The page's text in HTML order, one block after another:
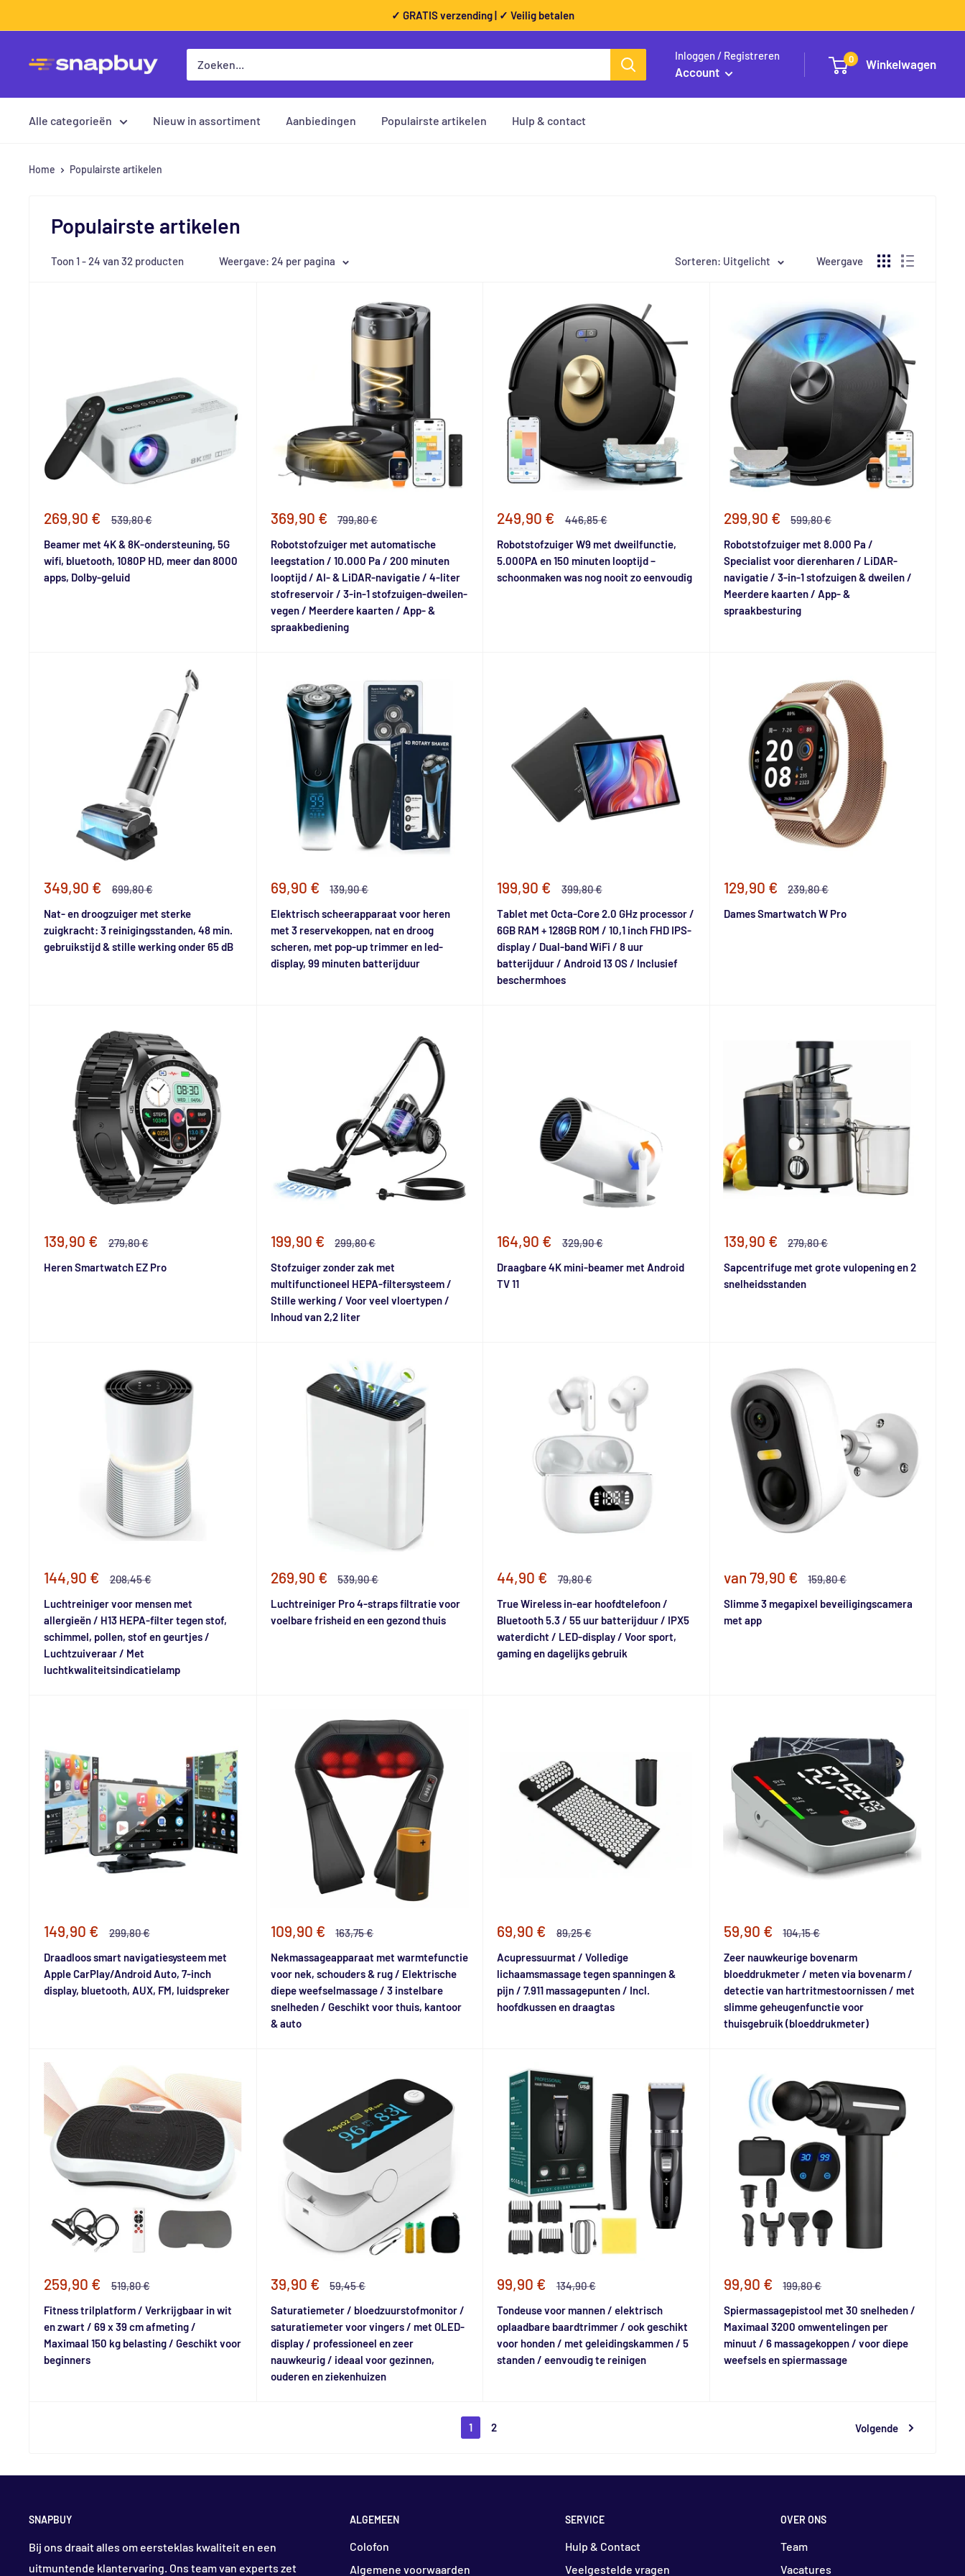
naar
✓ GRATIS verzending | ✓ Veilig betalen
Snapbuy
Inloggen / Registreren
Account
0 Winkelwagen
Alle categorieën Nieuw in assortiment Aanbiedingen Populairste artikelen Hulp & contact
Home Populairste artikelen
Populairste artikelen
Toon 1 - 24 van 32 producten Weergave: 24 per pagina Sorteren: Uitgelicht Weergave
Speciale
269,90 €
Normale
539,80 €
Beamer met 4K & 8K-ondersteuning, 5G
wifi, bluetooth, 1080P HD, meer dan 8000
apps, Dolby-geluid
Speciale
369,90 €
Normale
799,80 €
Robotstofzuiger met automatische
leegstation / 10.000 Pa / 200 minuten
looptijd / AI- & LiDAR-navigatie / 4-liter
stofreservoir / 3-in-1 stofzuigen-dweilen-
vegen / Meerdere kaarten / App- &
spraakbediening
Speciale
249,90 €
Normale
446,85 €
Robotstofzuiger W9 met dweilfunctie,
5.000PA en 150 minuten looptijd –
schoonmaken was nog nooit zo eenvoudig
Speciale
299,90 €
Normale
599,80 €
Robotstofzuiger met 8.000 Pa /
Specialist voor dierenharen / LiDAR-
navigatie / 3-in-1 stofzuigen & dweilen /
Meerdere kaarten / App- &
spraakbesturing
Speciale
349,90 €
Normale
699,80 €
Nat- en droogzuiger met sterke
zuigkracht: 3 reinigingsstanden, 48 min.
gebruikstijd & stille werking onder 65 dB
Speciale
69,90 €
Normale
139,90 €
Elektrisch scheerapparaat voor heren
met 3 reservekoppen, nat en droog
scheren, met pop-up trimmer en led-
display, 99 minuten batterijduur
Speciale
199,90 €
Normale
399,80 €
Tablet met Octa-Core 2.0 GHz processor /
6GB RAM + 128GB ROM / 10,1 inch FHD IPS-
display / Dual-band WiFi / 8 uur
batterijduur / Android 13 OS / Inclusief
beschermhoes
Speciale
129,90 €
Normale
239,80 €
Dames Smartwatch W Pro
Speciale
139,90 €
Normale
279,80 €
Heren Smartwatch EZ Pro
Speciale
199,90 €
Normale
299,80 €
Stofzuiger zonder zak met
multifunctioneel HEPA-filtersysteem /
Stille werking / Voor veel vloertypen /
Inhoud van 2,2 liter
Speciale
164,90 €
Normale
329,90 €
Draagbare 4K mini-beamer met Android
TV 11
Speciale
139,90 €
Normale
279,80 €
Sapcentrifuge met grote vulopening en 2
snelheidsstanden
Speciale
144,90 €
Normale
208,45 €
Luchtreiniger voor mensen met
allergieën / H13 HEPA-filter tegen stof,
schimmel, pollen, stof en geurtjes /
Luchtzuiveraar / Met
luchtkwaliteitsindicatielamp
Speciale
269,90 €
Normale
539,90 €
Luchtreiniger Pro 4-straps filtratie voor
voelbare frisheid en een gezond thuis
Speciale
44,90 €
Normale
79,80 €
True Wireless in-ear hoofdtelefoon /
Bluetooth 5.3 / 55 uur batterijduur / IPX5
waterdicht / LED-display / Voor sport,
gaming en dagelijks gebruik
Speciale
van 79,90 €
Normale
159,80 €
Slimme 3 megapixel beveiligingscamera
met app
Speciale
149,90 €
Normale
299,80 €
Draadloos smart navigatiesysteem met
Apple CarPlay/Android Auto, 7-inch
display, bluetooth, AUX, FM, luidspreker
Speciale
109,90 €
Normale
163,75 €
Nekmassageapparaat met warmtefunctie
voor nek, schouders & rug / Elektrische
diepe weefselmassage / 3 instelbare
snelheden / Geschikt voor thuis, kantoor
& auto
Speciale
69,90 €
Normale
89,25 €
Acupressuurmat / Volledige
lichaamsmassage tegen spanningen &
pijn / 7.911 massagepunten / Incl.
hoofdkussen en draagtas
Speciale
59,90 €
Normale
104,15 €
Zeer nauwkeurige bovenarm
bloeddrukmeter / meten via bovenarm /
detectie van hartritmestoornissen / met
slimme geheugenfunctie voor
thuisgebruik (bloeddrukmeter)
Speciale
259,90 €
Normale
519,80 €
Fitness trilplatform / Verkrijgbaar in wit
en zwart / 69 x 39 cm afmeting /
Maximaal 150 kg belasting / Geschikt voor
beginners
Speciale
39,90 €
Normale
59,45 €
Saturatiemeter / bloedzuurstofmonitor /
saturatiemeter voor vingers / met OLED-
display / professioneel en zeer
nauwkeurig / ideaal voor gezinnen,
ouderen en ziekenhuizen
Speciale
99,90 €
Normale
134,90 €
Tondeuse voor mannen / elektrisch
oplaadbare baardtrimmer / ook geschikt
voor honden / met geleidingskammen / 5
standen / eenvoudig te reinigen
Speciale
99,90 €
Normale
199,80 €
Spiermassagepistool met 30 snelheden /
Maximaal 3200 omwentelingen per
minuut / 6 massagekoppen / voor diepe
weefsels en spiermassage
1 2 Volgende
SNAPBUY
Bij ons draait alles om eersteklas kwaliteit en een
uitmuntende klantervaring. Ons team van experts zet
ALGEMEEN
Colofon
Algemene voorwaarden
SERVICE
Hulp & Contact
Veelgestelde vragen
OVER ONS
Team
Vacatures